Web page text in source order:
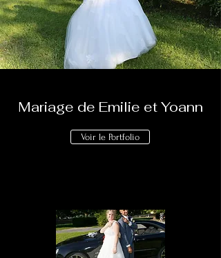
Mariage de Emilie et Yoann
Voir le Portfolio